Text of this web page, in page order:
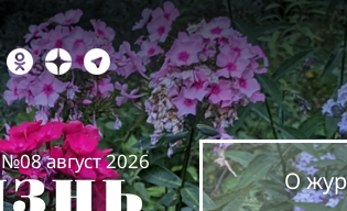
№08 август 2026
О